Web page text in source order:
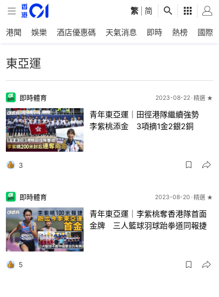
繁 简
港聞 娛樂 酒店優惠碼 天氣消息 即時 熱榜 國際
東亞運
即時體育 2023-08-22 精選 ★
青年東亞運｜田徑港隊繼續強勢
李紫桃添金 3項摘1金2銀2銅
3
即時體育 2023-08-20 精選 ★
青年東亞運｜李紫桃奪香港隊首面
金牌 三人籃球羽球跆拳道同報捷
5